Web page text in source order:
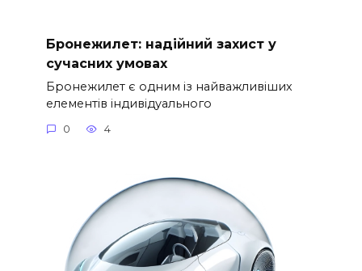
Бронежилет: надійний захист у
сучасних умовах
Бронежилет є одним із найважливіших
елементів індивідуального
0 4